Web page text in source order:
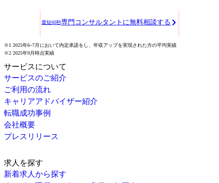
最短60秒専門コンサルタントに無料相談する
※1 2025年6~7月において内定承諾をし、年収アップを実現された方の平均実績
※2 2025年9月時点実績
サービスについて
サービスのご紹介
ご利用の流れ
キャリアアドバイザー紹介
転職成功事例
会社概要
プレスリリース
求人を探す
新着求人から探す